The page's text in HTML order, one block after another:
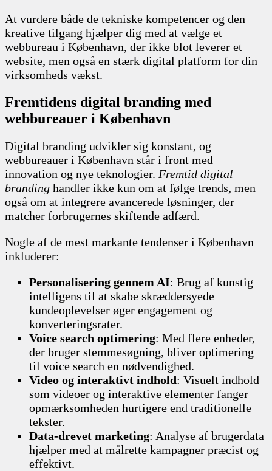
At vurdere både de tekniske kompetencer og den
kreative tilgang hjælper dig med at vælge et
webbureau i København, der ikke blot leverer et
website, men også en stærk digital platform for din
virksomheds vækst.
Fremtidens digital branding med
webbureauer i København
Digital branding udvikler sig konstant, og
webbureauer i København står i front med
innovation og nye teknologier. Fremtid digital
branding handler ikke kun om at følge trends, men
også om at integrere avancerede løsninger, der
matcher forbrugernes skiftende adfærd.
Nogle af de mest markante tendenser i København
inkluderer:
Personalisering gennem AI: Brug af kunstig
intelligens til at skabe skræddersyede
kundeoplevelser øger engagement og
konverteringsrater.
Voice search optimering: Med flere enheder,
der bruger stemmesøgning, bliver optimering
til voice search en nødvendighed.
Video og interaktivt indhold: Visuelt indhold
som videoer og interaktive elementer fanger
opmærksomheden hurtigere end traditionelle
tekster.
Data-drevet marketing: Analyse af brugerdata
hjælper med at målrette kampagner præcist og
effektivt.